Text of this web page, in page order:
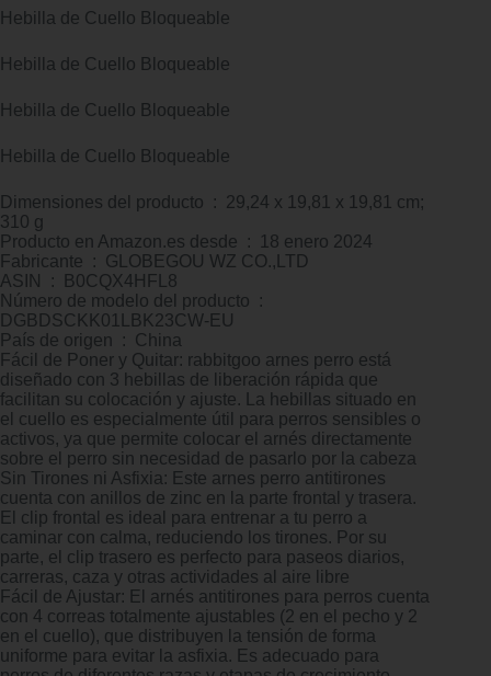
Hebilla de Cuello Bloqueable
Hebilla de Cuello Bloqueable
Hebilla de Cuello Bloqueable
Hebilla de Cuello Bloqueable
Dimensiones del producto ‏ : ‎ 29,24 x 19,81 x 19,81 cm;
310 g
Producto en Amazon.es desde ‏ : ‎ 18 enero 2024
Fabricante ‏ : ‎ GLOBEGOU WZ CO.,LTD
ASIN ‏ : ‎ B0CQX4HFL8
Número de modelo del producto ‏ : ‎
DGBDSCKK01LBK23CW-EU
País de origen ‏ : ‎ China
Fácil de Poner y Quitar: rabbitgoo arnes perro está
diseñado con 3 hebillas de liberación rápida que
facilitan su colocación y ajuste. La hebillas situado en
el cuello es especialmente útil para perros sensibles o
activos, ya que permite colocar el arnés directamente
sobre el perro sin necesidad de pasarlo por la cabeza
Sin Tirones ni Asfixia: Este arnes perro antitirones
cuenta con anillos de zinc en la parte frontal y trasera.
El clip frontal es ideal para entrenar a tu perro a
caminar con calma, reduciendo los tirones. Por su
parte, el clip trasero es perfecto para paseos diarios,
carreras, caza y otras actividades al aire libre
Fácil de Ajustar: El arnés antitirones para perros cuenta
con 4 correas totalmente ajustables (2 en el pecho y 2
en el cuello), que distribuyen la tensión de forma
uniforme para evitar la asfixia. Es adecuado para